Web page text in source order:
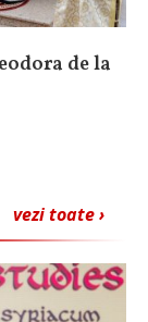
de la
vezi toate ›